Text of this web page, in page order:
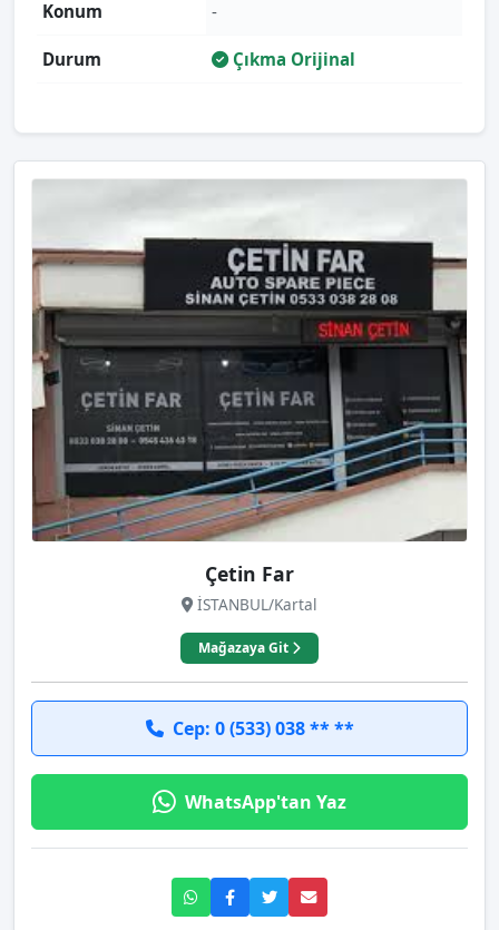
Konum -
Durum Çıkma Orijinal
Çetin Far
İSTANBUL/Kartal
Mağazaya Git
Cep: 0 (533) 038 ** **
WhatsApp'tan Yaz